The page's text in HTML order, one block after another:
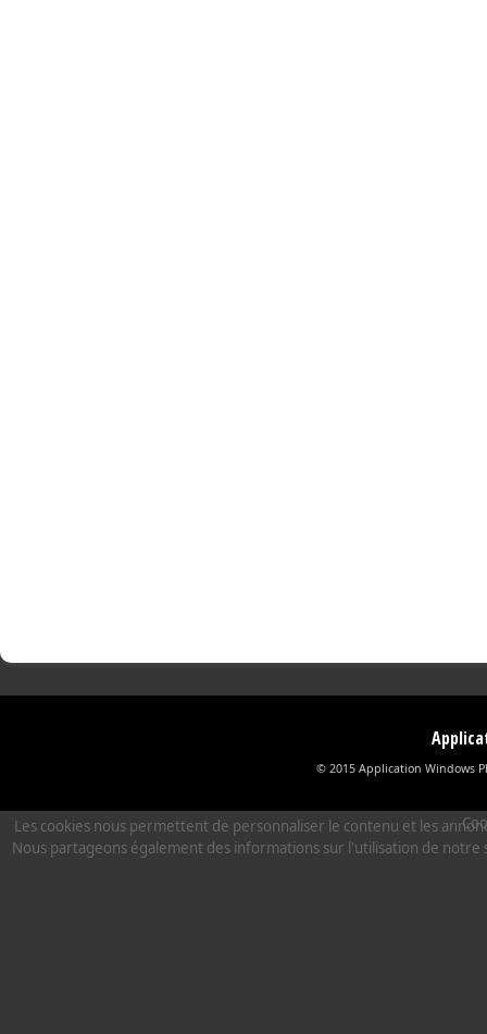
© 2015 Application Windows
Les cookies nous permettent de personnaliser le contenu et les
Nous partageons également des informations sur l'utilisation de